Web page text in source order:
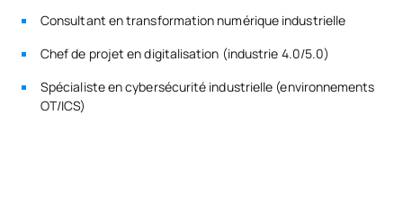
SM142309 Mémoire de fin de master OB
Consultant en transformation numérique industrielle
Chef de projet en digitalisation (industrie 4.0/5.0)
Spécialiste en cybersécurité industrielle (environnements
OT/ICS)